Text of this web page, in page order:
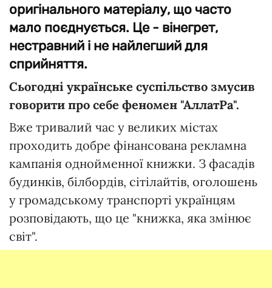
оригінального матеріалу, що часто
мало поєднується. Це - вінегрет,
нестравний і не найлегший для
сприйняття.
Сьогодні українське суспільство змусив
говорити про себе феномен "АллатРа".
Вже тривалий час у великих містах
проходить добре фінансована рекламна
кампанія однойменної книжки. З фасадів
будинків, білбордів, сітілайтів, оголошень
у громадському транспорті українцям
розповідають, що це "книжка, яка змінює
світ".